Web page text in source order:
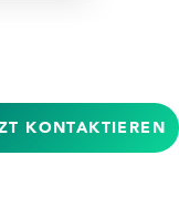
KONTAKTIEREN